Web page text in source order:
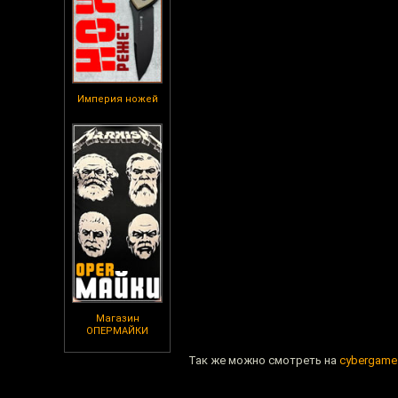
Империя ножей
Магазин
ОПЕРМАЙКИ
Так же можно смотреть на